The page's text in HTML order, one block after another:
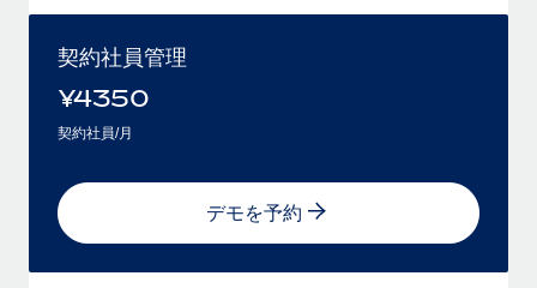
契約社員管理
¥4350
契約社員/月
デモを予約